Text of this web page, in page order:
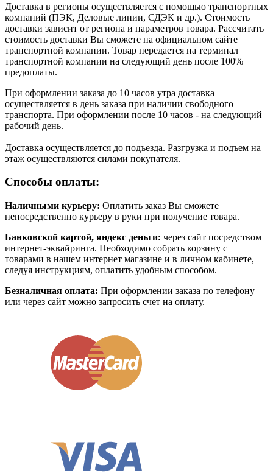
Доставка в регионы осуществляется с помощью транспортных
компаний (ПЭК, Деловые линии, СДЭК и др.). Стоимость
доставки зависит от региона и параметров товара. Рассчитать
стоимость доставки Вы сможете на официальном сайте
транспортной компании. Товар передается на терминал
транспортной компании на следующий день после 100%
предоплаты.
При оформлении заказа до 10 часов утра доставка
осуществляется в день заказа при наличии свободного
транспорта. При оформлении после 10 часов - на следующий
рабочий день.
Доставка осуществляется до подъезда. Разгрузка и подъем на
этаж осуществляются силами покупателя.
Способы оплаты:
Наличными курьеру: Оплатить заказ Вы сможете
непосредственно курьеру в руки при получение товара.
Банковской картой, яндекс деньги: через сайт посредством
интернет-эквайринга. Необходимо собрать корзину с
товарами в нашем интернет магазине и в личном кабинете,
следуя инструкциям, оплатить удобным способом.
Безналичная оплата: При оформлении заказа по телефону
или через сайт можно запросить счет на оплату.